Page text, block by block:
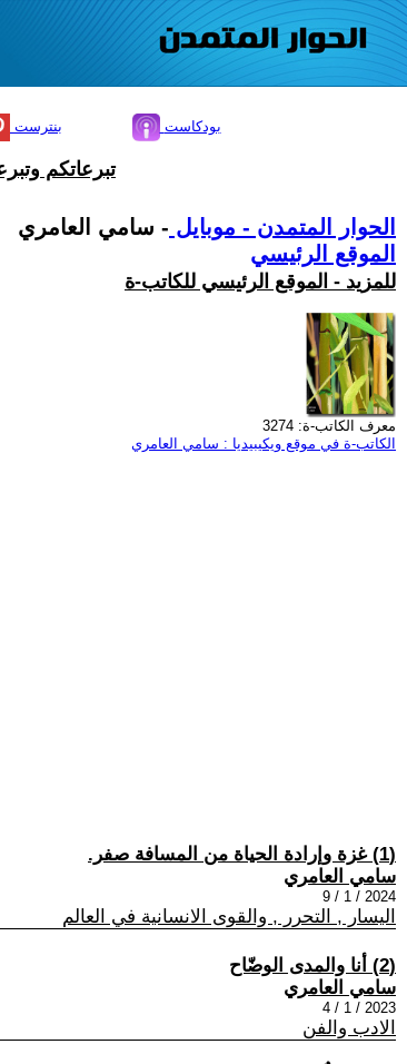
بنترست بودكاست
تبرعاتكم
الحوار المتمدن - موبايل - سامي العامري
الموقع الرئيسي
للمزيد - الموقع الرئيسي للكاتب-ة
معرف الكاتب-ة: 3274
الكاتب-ة في موقع ويكيبيديا : سامي العامري
(1) غزة وإرادة الحياة من المسافة صفر.
سامي العامري
2024 / 1 / 9
اليسار , التحرر , والقوى الانسانية في العالم
(2) أنا والمدى الوضّاح
سامي العامري
2023 / 1 / 4
الادب والفن